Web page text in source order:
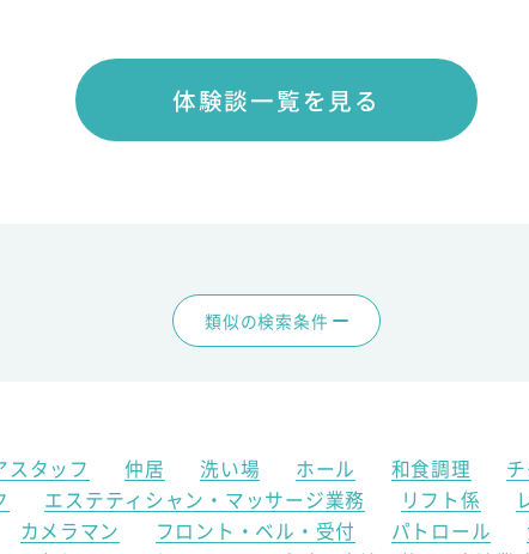
体験談一覧を見る
類似の検索条件
スタッフ 仲居 洗い場 ホール 和食調理
エステティシャン・マッサージ業務 リフト係
カメラマン フロント・ベル・受付 パトロール